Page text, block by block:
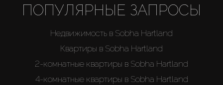
ПОПУЛЯРНЫЕ ЗАПРОСЫ
Недвижимость в Sobha Hartland
Квартиры в Sobha Hartland
2-комнатные квартиры в Sobha Hartland
4-комнатные квартиры в Sobha Hartland